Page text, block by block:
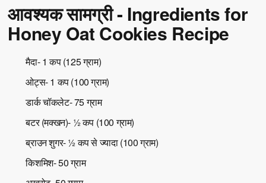
आवश्यक सामग्री - Ingredients for
Honey Oat Cookies Recipe
मैदा- 1 कप (125 ग्राम)
ओट्स- 1 कप (100 ग्राम)
डार्क चॉकलेट- 75 ग्राम
बटर (मक्खन)- ½ कप (100 ग्राम)
ब्राउन शुगर- ½ कप से ज्यादा (100 ग्राम)
किशमिश- 50 ग्राम